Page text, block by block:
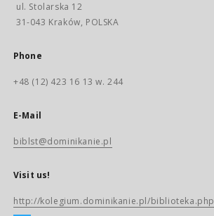
ul. Stolarska 12
31-043 Kraków, POLSKA
Phone
+48 (12) 423 16 13 w. 244
E-Mail
biblst@dominikanie.pl
Visit us!
http://kolegium.dominikanie.pl/biblioteka.php